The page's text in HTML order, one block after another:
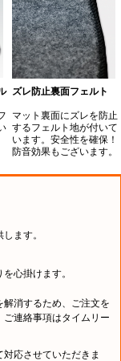
ズレ防止裏面フェルト
マット裏面にズレを防止
するフェルト地が付いて
います。安全性を確保！
防音効果もございます。
ます。
心掛けます。
消するため、ご注文を
連絡事項はタイムリー
応させていただきま